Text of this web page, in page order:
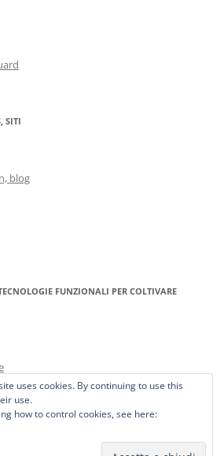
SITI
blog
FUNZIONALI PER COLTIVARE
uses cookies. By continuing to use this
use.
how to control cookies, see here: